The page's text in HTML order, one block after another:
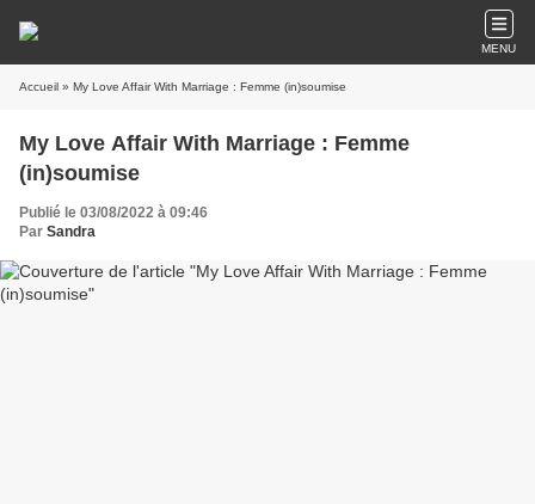
MENU
Accueil » My Love Affair With Marriage : Femme (in)soumise
My Love Affair With Marriage : Femme
(in)soumise
Publié le 03/08/2022 à 09:46
Par Sandra